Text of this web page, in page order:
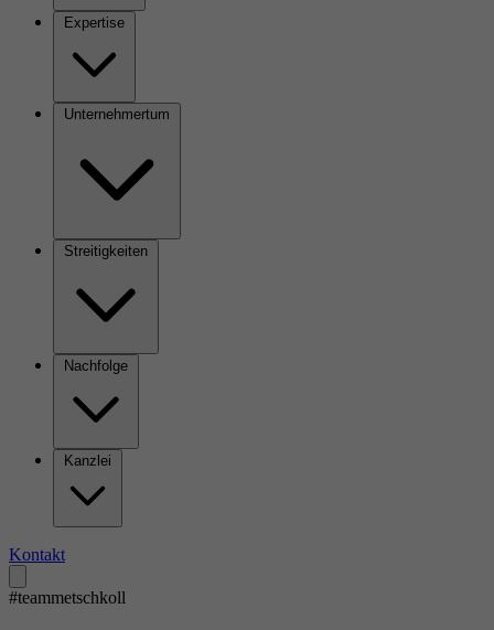
Expertise
Unternehmertum
Streitigkeiten
Nachfolge
Kanzlei
Kontakt
#teammetschkoll